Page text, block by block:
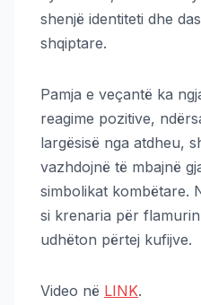
shenjë identiteti dhe
shqiptare.
Pamja e veçantë ka
reagime pozitive,
largësisë nga atdheu,
vazhdojnë të mbajnë
simbolikat kombëtare.
si krenaria për
udhëton përtej kufijve.
Video në LINK.